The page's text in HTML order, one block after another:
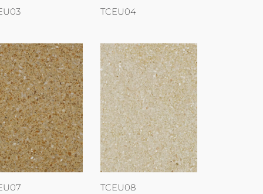
TCEU04
TCEU08